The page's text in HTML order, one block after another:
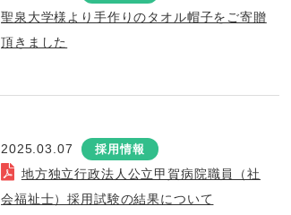
聖泉大学様より手作りのタオル帽子をご寄贈
頂きました
2025.03.07 採用情報
地方独立行政法人公立甲賀病院職員（社
会福祉士）採用試験の結果について